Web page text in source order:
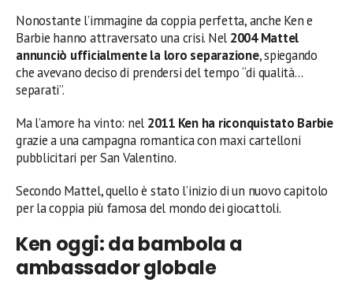
Nonostante l’immagine da coppia perfetta, anche Ken e
Barbie hanno attraversato una crisi. Nel 2004 Mattel
annunciò ufficialmente la loro separazione, spiegando
che avevano deciso di prendersi del tempo “di qualità…
separati”.
Ma l’amore ha vinto: nel 2011 Ken ha riconquistato Barbie
grazie a una campagna romantica con maxi cartelloni
pubblicitari per San Valentino.
Secondo Mattel, quello è stato l’inizio di un nuovo capitolo
per la coppia più famosa del mondo dei giocattoli.
Ken oggi: da bambola a
ambassador globale